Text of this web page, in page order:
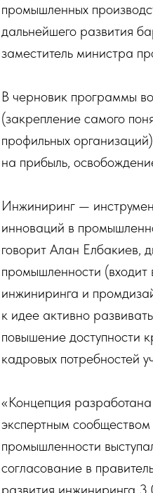
промышленных
дальнейшего развития
заместитель министра
В черновик программы
(закрепление самого
профильных
на прибыль,
Инжиниринг —
инноваций в
говорит Алан Елбакиев,
промышленности
инжиниринга и
к идее активно
повышение доступности
кадровых потребностей
«Концепция
экспертным
промышленности
согласование в
развития инжиниринга